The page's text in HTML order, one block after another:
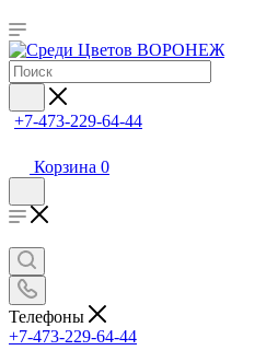
+7-473-229-64-44
Корзина 0
Телефоны
+7-473-229-64-44